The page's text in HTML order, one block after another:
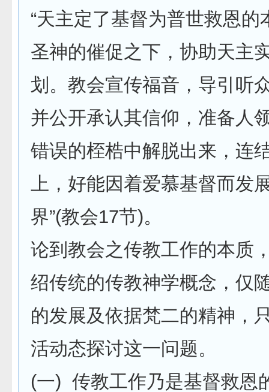
“天主定了基督为普世救恩的
圣神的催促之下，协助天主
划。教会宣传福音，导引听
并公开承认其信仰，准备人
错误的桎梏中解脱出来，连
上，好能因着爱慕基督而发
界”(教会17节)。
论到教会之传教工作的本质
绍传统的传教神学概念，仅
的发展及依据梵二的精神，
活动态探讨这一问题。
(一) 传教工作乃是基督救恩